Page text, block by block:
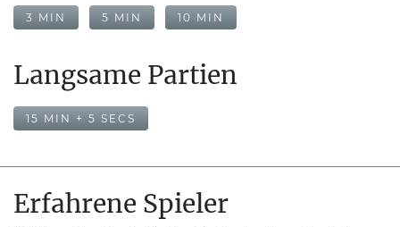
3 MIN 5 MIN 10 MIN
Langsame Partien
15 MIN + 5 SECS
Erfahrene Spieler